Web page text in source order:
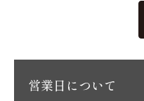
営業日について